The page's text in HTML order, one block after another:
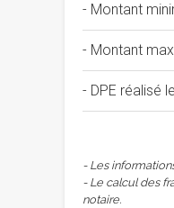
- Montant
- Montant
- DPE réalisé
- Les
- Le calcul des
notaire.